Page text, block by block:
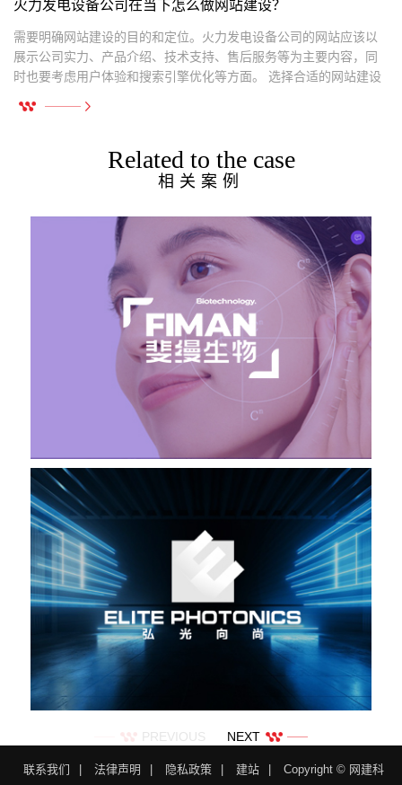
火力发电设备公司在当下怎么做网站建设？
需要明确网站建设的目的和定位。火力发电设备公司的网站应该以
展示公司实力、产品介绍、技术支持、售后服务等为主要内容，同
时也要考虑用户体验和搜索引擎优化等方面。 选择合适的网站建设
Related to the case
相关案例
PREVIOUS NEXT
联系我们 | 法律声明 | 隐私政策 | 建站 |
Copyright © 网建科